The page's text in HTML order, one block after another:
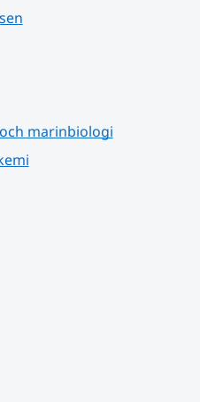
marinbiologi